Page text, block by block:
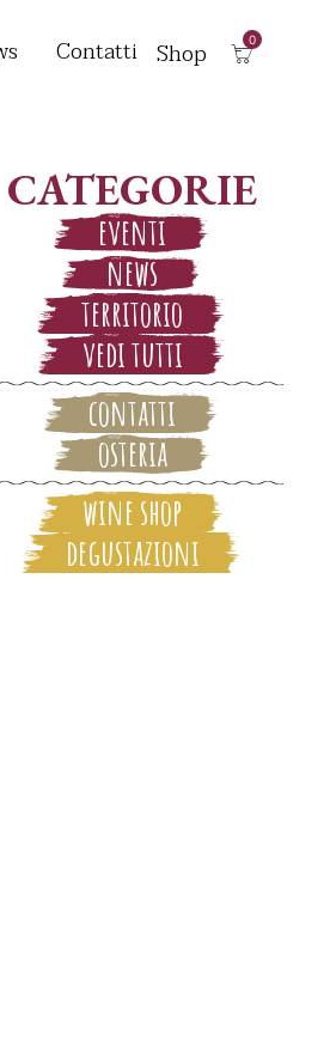
Contatti Shop
CATEGORIE
eventi
news
territorio
vedi tutti
contatti
osteria
wine shop
degustazioni